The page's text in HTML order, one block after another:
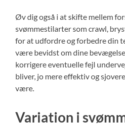
Øv dig også i at skifte mellem
svømmestilarter som crawl,
for at udfordre og forbedre din
være bevidst om dine
korrigere eventuelle fejl
bliver, jo mere effektiv og
være.
Variation i